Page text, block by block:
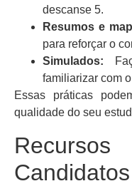
descanse 5.
Resumos e
para reforçar o
Simulados:
familiarizar com
Essas práticas
qualidade do seu
Candidatos